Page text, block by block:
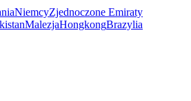
NiemcyZjednoczone Emiraty
MalezjaHongkongBrazylia